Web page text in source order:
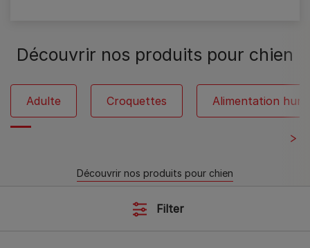
​Découvrir nos produits pour chien
Adulte Croquettes Alimentation
​Découvrir nos produits pour chien
Filter